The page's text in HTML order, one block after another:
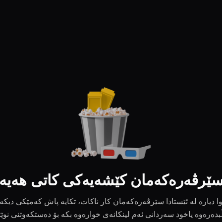
کێشەیەکی کاتی
وا دیارە لە ئێستادا سێرڤەرەکەمان کار ناکات، تکایە پاش کەمێکی دیکە
یاخود سەردانی ئەم لینکانەی خوارەوە بکە بۆ دەستکەوتنی